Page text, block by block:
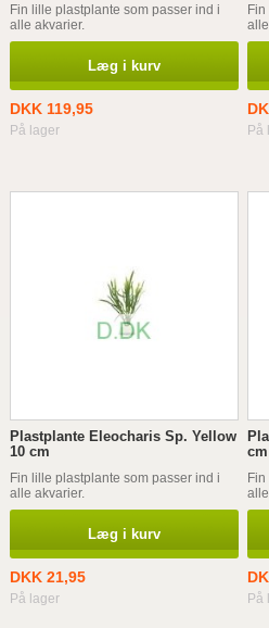
Fin lille plastplante som passer ind i
alle akvarier.
Læg i kurv
DKK 119,95
På lager På
Plastplante Eleocharis Sp. Yellow
10 cm
Fin lille plastplante som passer ind i
alle akvarier.
Læg i kurv
DKK 21,95
På lager
cm
På